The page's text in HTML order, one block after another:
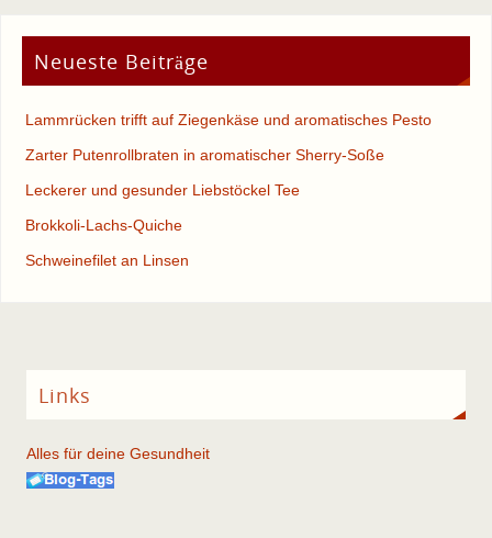
Neueste Beiträge
Lammrücken trifft auf Ziegenkäse und aromatisches Pesto
Zarter Putenrollbraten in aromatischer Sherry-Soße
Leckerer und gesunder Liebstöckel Tee
Brokkoli-Lachs-Quiche
Schweinefilet an Linsen
Links
Alles für deine Gesundheit